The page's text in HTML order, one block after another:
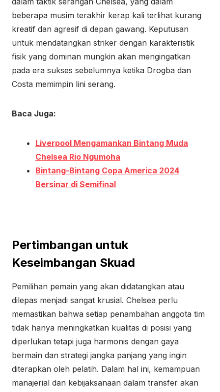
beberapa musim terakhir kerap kali terlihat kurang
kreatif dan agresif di depan gawang. Keputusan
untuk mendatangkan striker dengan karakteristik
fisik yang dominan mungkin akan mengingatkan
pada era sukses sebelumnya ketika Drogba dan
Costa memimpin lini serang.
Baca Juga:
Liverpool Mengamankan Bintang Muda
Chelsea Rio Ngumoha
Bintang-Bintang Copa America 2024
Bersinar di Semifinal
Pertimbangan untuk
Keseimbangan Skuad
Pemilihan pemain yang akan didatangkan atau
dilepas menjadi sangat krusial. Chelsea perlu
memastikan bahwa setiap penambahan anggota tim
tidak hanya meningkatkan kualitas di posisi yang
diperlukan tetapi juga harmonis dengan gaya
bermain dan strategi jangka panjang yang ingin
diterapkan oleh pelatih. Dalam hal ini, kemampuan
manajerial dan kebijaksanaan dalam transfer akan